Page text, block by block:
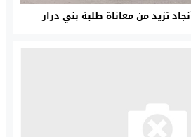
تزيد من معاناة طلبة بني درار